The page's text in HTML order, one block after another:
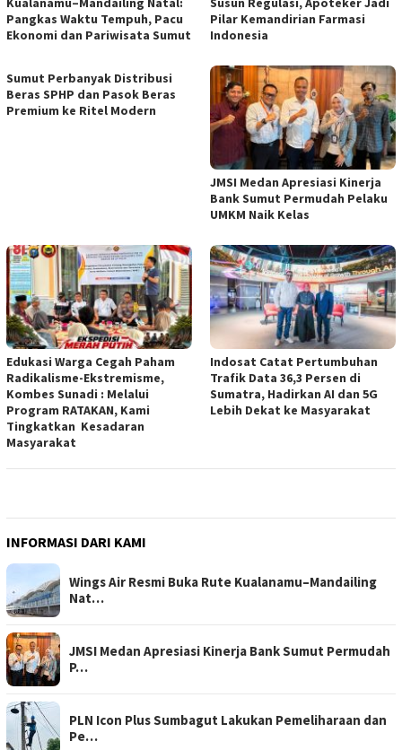
Pangkas Waktu Tempuh, Pacu
Ekonomi dan Pariwisata Sumut
Pilar Kemandirian Farmasi
Indonesia
Sumut Perbanyak Distribusi
Beras SPHP dan Pasok Beras
Premium ke Ritel Modern
JMSI Medan Apresiasi Kinerja
Bank Sumut Permudah Pelaku
UMKM Naik Kelas
Edukasi Warga Cegah Paham
Radikalisme-Ekstremisme,
Kombes Sunadi : Melalui
Program RATAKAN, Kami
Tingkatkan Kesadaran
Masyarakat
Indosat Catat Pertumbuhan
Trafik Data 36,3 Persen di
Sumatra, Hadirkan AI dan 5G
Lebih Dekat ke Masyarakat
INFORMASI DARI KAMI
Wings Air Resmi Buka Rute Kualanamu–Mandailing
Nat…
JMSI Medan Apresiasi Kinerja Bank Sumut Permudah
P…
PLN Icon Plus Sumbagut Lakukan Pemeliharaan dan
Pe…